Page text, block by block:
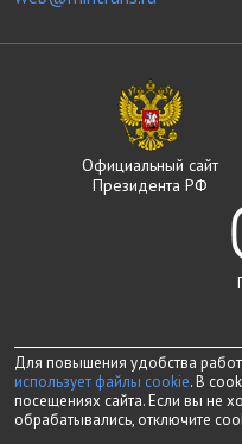
Официальный сайт
Президента РФ
Для повышения удобства
использует файлы cookie. В
посещениях сайта. Если вы не
обрабатывались, отключите